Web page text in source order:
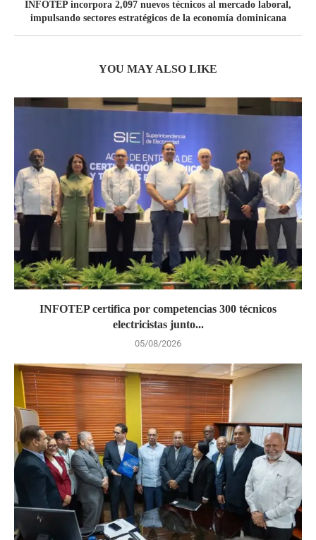
INFOTEP incorpora 2,097 nuevos técnicos al mercado laboral,
impulsando sectores estratégicos de la economía dominicana
YOU MAY ALSO LIKE
INFOTEP certifica por competencias 300 técnicos
electricistas junto...
05/08/2026